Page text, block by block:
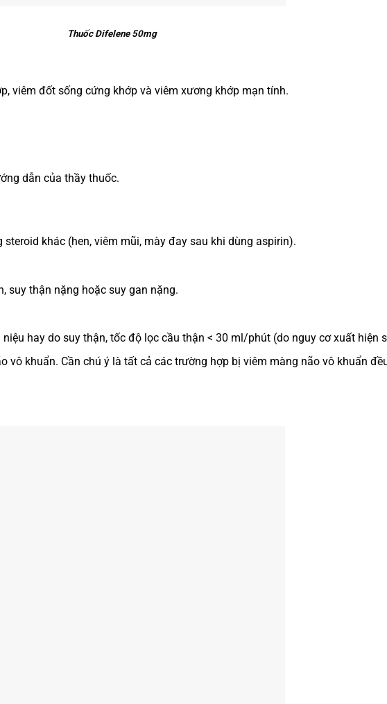
Thuốc Difelene 50mg
viêm đốt sống cứng khớp và viêm xương khớp mạn tính.
dẫn của thầy thuốc.
khác (hen, viêm mũi, mày đay sau khi dùng aspirin).
suy thận nặng hoặc suy gan nặng.
hay do suy thận, tốc độ lọc cầu thận < 30 ml/phút (do nguy cơ xuất hiện
vô khuẩn. Cần chú ý là tất cả các trường hợp bị viêm màng não vô khuẩn